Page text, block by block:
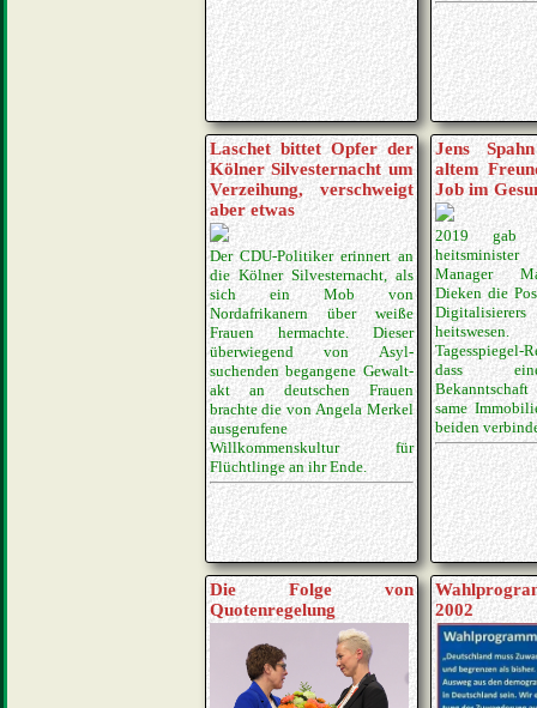
Laschet bittet Opfer der
Kölner Silvesternacht um
Verzeihung, verschweigt
aber etwas
Der CDU-Politiker erinnert an
die Kölner Silvester­nacht, als
sich ein Mob von
Nordafrikanern über weiße
Frauen hermachte. Dieser
überwiegend von Asyl­
suchenden begangene Ge­walt­
akt an deutschen Frauen
brachte die von Angela Merkel
ausgerufene
Willkommenskultur für
Flüchtlinge an ihr Ende.
Jens
altem
Job im
2019 gab
heitsminister
Manager
Dieken die
Tagesspiegel-
dass
same
beiden
Die Folge von
Quotenregelung
2002